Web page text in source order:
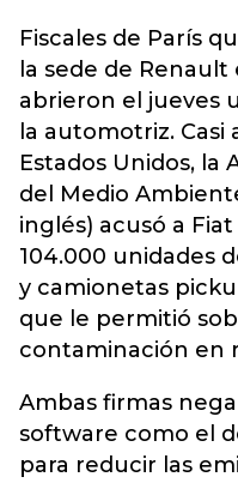
Fiscales de París
la sede de
abrieron el jueves
la automotriz.
Estados Unidos, la
del Medio
inglés) acusó a
104.000 unidades
y camionetas
que le permitió
contaminación en
Ambas firmas
software como el
para reducir las